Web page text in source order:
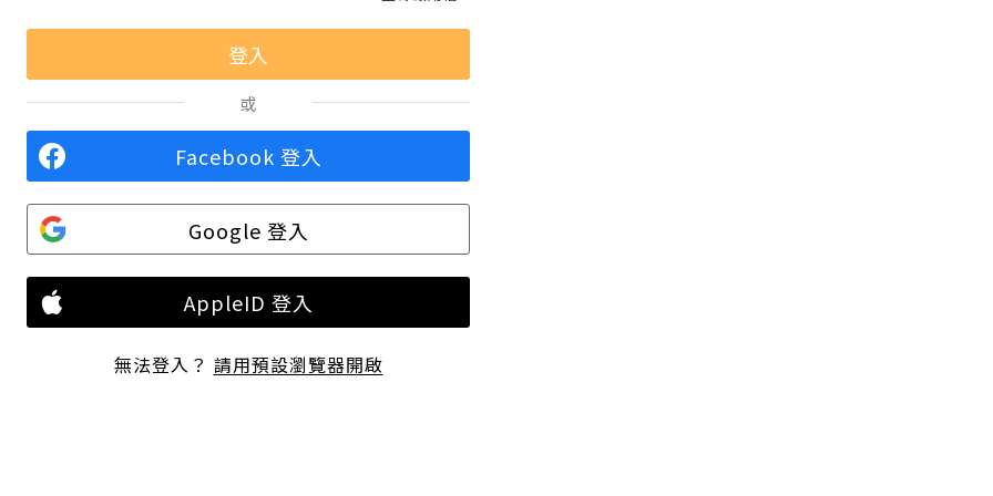
或
Facebook 登入
Google 登入
AppleID 登入
無法登入？ 請用預設瀏覽器開啟